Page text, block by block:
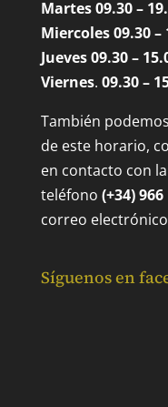
Martes 09.30 –
Miercoles 09.30 –
Jueves 09.30 –
Viernes. 09.30 –
También
de este horario,
en contacto con
teléfono (+34)
correo electrónico
Síguenos en